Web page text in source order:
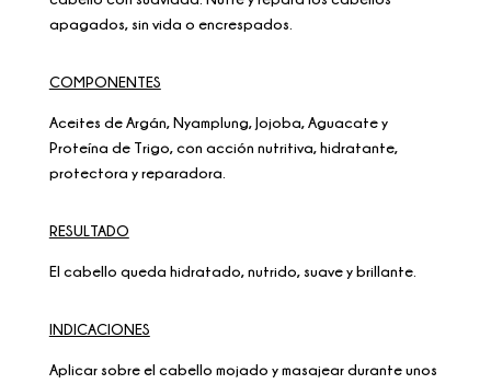
apagados, sin vida o encrespados.
COMPONENTES
Aceites de Argán, Nyamplung, Jojoba, Aguacate y
Proteína de Trigo, con acción nutritiva, hidratante,
protectora y reparadora.
RESULTADO
El cabello queda hidratado, nutrido, suave y brillante.
INDICACIONES
Aplicar sobre el cabello mojado y masajear durante unos